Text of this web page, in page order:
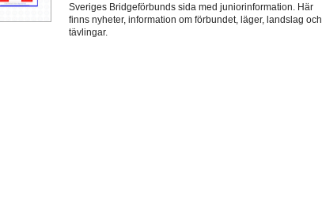
Sveriges Bridgeförbunds sida med juniorinformation. Här
finns nyheter, information om förbundet, läger, landslag och
tävlingar.